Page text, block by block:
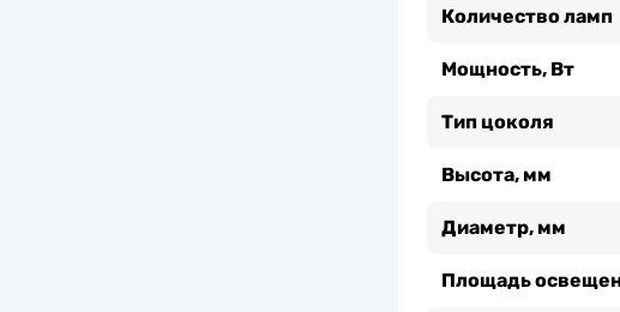
Количество ламп
Мощность, Вт
Тип цоколя
Высота, мм
Диаметр, мм
Площадь